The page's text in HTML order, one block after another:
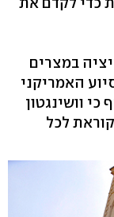
במצרים
האמריקני
וושינגטון
לכל